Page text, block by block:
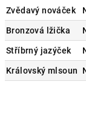
Zvědavý nováček
Bronzová lžička
Stříbrný jazýček
Královský mlsoun